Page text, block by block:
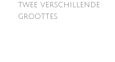
twee verschillende
groottes.